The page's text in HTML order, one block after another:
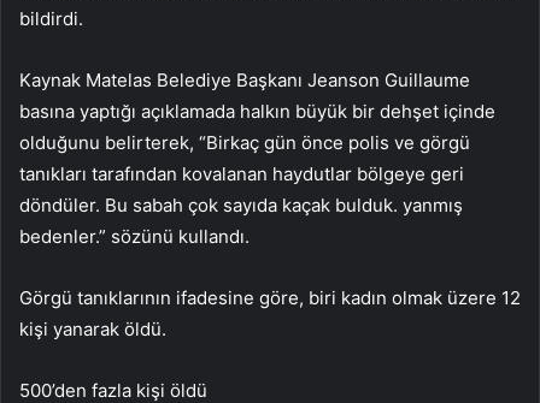
bildirdi.
Kaynak Matelas Belediye Başkanı Jeanson Guillaume
basına yaptığı açıklamada halkın büyük bir dehşet içinde
olduğunu belirterek, “Birkaç gün önce polis ve görgü
tanıkları tarafından kovalanan haydutlar bölgeye geri
döndüler. Bu sabah çok sayıda kaçak bulduk. yanmış
bedenler.” sözünü kullandı.
Görgü tanıklarının ifadesine göre, biri kadın olmak üzere 12
kişi yanarak öldü.
500’den fazla kişi öldü